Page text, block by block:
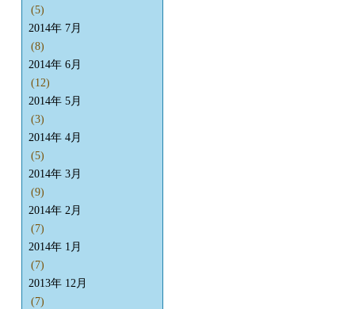
(5)
2014年 7月
(8)
2014年 6月
(12)
2014年 5月
(3)
2014年 4月
(5)
2014年 3月
(9)
2014年 2月
(7)
2014年 1月
(7)
2013年 12月
(7)